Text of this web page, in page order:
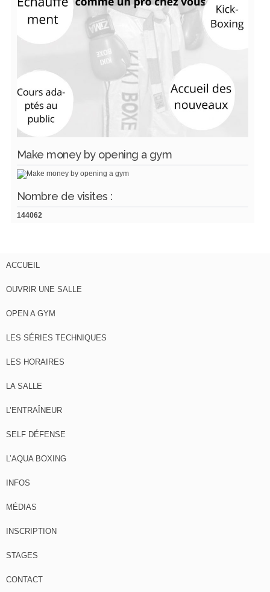
Make money by opening a gym
Nombre de visites :
144062
ACCUEIL
OUVRIR UNE SALLE
OPEN A GYM
LES SÉRIES TECHNIQUES
LES HORAIRES
LA SALLE
L’ENTRAÎNEUR
SELF DÉFENSE
L’AQUA BOXING
INFOS
MÉDIAS
INSCRIPTION
STAGES
CONTACT